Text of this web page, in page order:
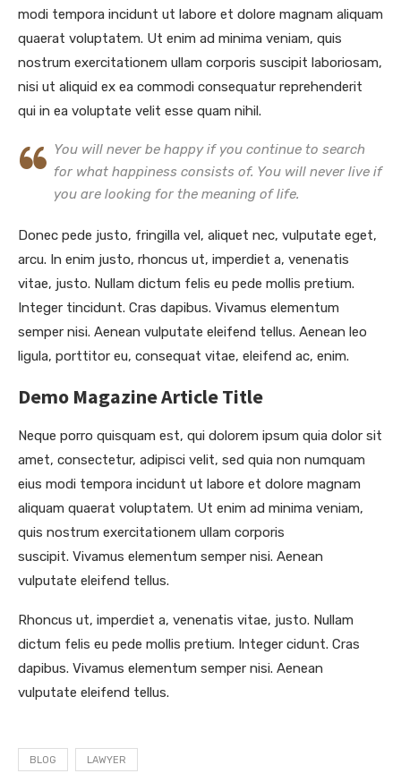
modi tempora incidunt ut labore et dolore magnam aliquam
quaerat voluptatem. Ut enim ad minima veniam, quis
nostrum exercitationem ullam corporis suscipit laboriosam,
nisi ut aliquid ex ea commodi consequatur reprehenderit
qui in ea voluptate velit esse quam nihil.
You will never be happy if you continue to search
for what happiness consists of. You will never live if
you are looking for the meaning of life.
Donec pede justo, fringilla vel, aliquet nec, vulputate eget,
arcu. In enim justo, rhoncus ut, imperdiet a, venenatis
vitae, justo. Nullam dictum felis eu pede mollis pretium.
Integer tincidunt. Cras dapibus. Vivamus elementum
semper nisi. Aenean vulputate eleifend tellus. Aenean leo
ligula, porttitor eu, consequat vitae, eleifend ac, enim.
Demo Magazine Article Title
Neque porro quisquam est, qui dolorem ipsum quia dolor sit
amet, consectetur, adipisci velit, sed quia non numquam
eius modi tempora incidunt ut labore et dolore magnam
aliquam quaerat voluptatem. Ut enim ad minima veniam,
quis nostrum exercitationem ullam corporis
suscipit. Vivamus elementum semper nisi. Aenean
vulputate eleifend tellus.
Rhoncus ut, imperdiet a, venenatis vitae, justo. Nullam
dictum felis eu pede mollis pretium. Integer cidunt. Cras
dapibus. Vivamus elementum semper nisi. Aenean
vulputate eleifend tellus.
BLOG LAWYER